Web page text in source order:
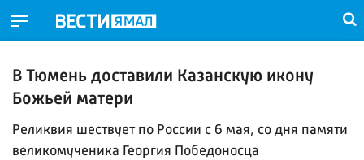
В Тюмень доставили Казанскую икону
Божьей матери
Реликвия шествует по России с 6 мая, со дня памяти
великомученика Георгия Победоносца